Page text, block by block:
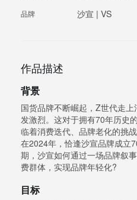
品牌 沙宣 | VS
作品描述
背景
国货品牌不断崛起，Z世代走
发激烈。这对于拥有70年历史
临着消费迭代、品牌老化的挑战
在2024年，恰逢沙宣品牌成立
期，沙宣如何通过一场品牌叙
费群体，实现品牌年轻化?
目标